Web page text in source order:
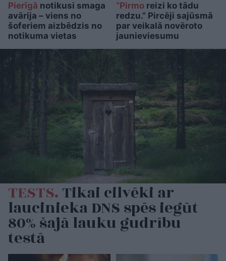
Pierīgā notikusi smaga
avārija – viens no
šoferiem aizbēdzis no
notikuma vietas
“Pirmoreizi ko tādu
redzu.” Pircēji sajūsmā
par veikalā novēroto
jaunieviesumu
TESTS.Tikai cilvēki ar
laucinieka DNS spēs iegūt
80% šajā lauku gudrību
testā